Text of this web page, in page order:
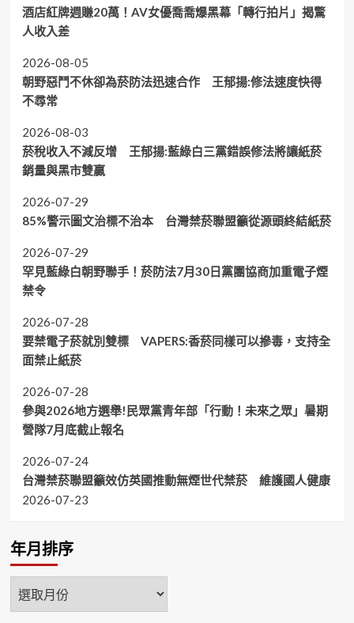
酒店紅牌週賺20萬！AV女優喬喬爆黑幕「轉行拍片」揭驚
人收入差
2026-08-05
朝野惡鬥不休卻為菸防法迅速合作 王郁揚:修法速度快得
不尋常
2026-08-03
菸稅收入不減反增 王郁揚:藍綠白三黨錯誤修法將讓紙菸
銷量與黑市雙贏
2026-07-29
85%警示圖文治標不治本 台灣禁菸聯盟籲從源頭終結紙菸
2026-07-29
罕見藍綠白朝野聯手！菸防法7月30日黨團協商加重電子煙
禁令
2026-07-28
要禁電子菸就別雙標 VAPERS:香菸同樣可以摻毒，支持全
面禁止紙菸
2026-07-28
參與2026地方選舉!民眾黨青年部「行動！未來之眾」暑期
營隊7月底截止報名
2026-07-24
台灣禁菸聯盟籲效仿英國推動無煙世代禁菸 維護國人健康
2026-07-23
年月排序
年
月